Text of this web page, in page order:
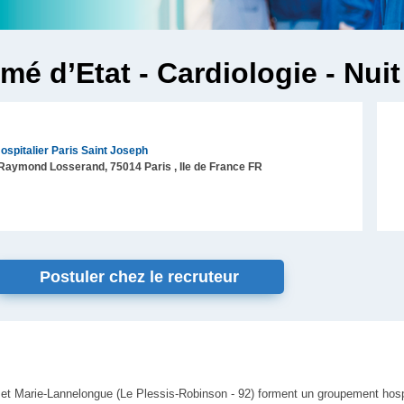
d’Etat - Cardiologie - Nuit
Paris Saint Joseph
Losserand, 75014 Paris , Ile de France FR
Postuler chez le recruteur
Marie-Lannelongue (Le Plessis-Robinson - 92) forment un groupement